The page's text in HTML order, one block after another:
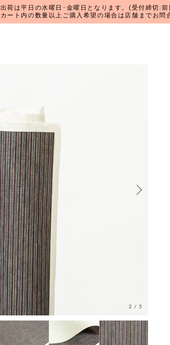
出荷は平日の水曜日･金曜日となります。(受付締切:
カート内の数量以上ご購入希望の場合は店舗までお問
2 /5